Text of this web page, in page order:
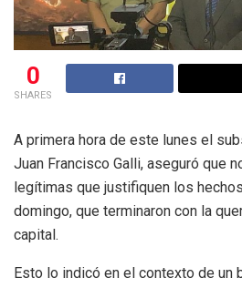
0
SHARES
A primera hora de este lunes el
Juan Francisco Galli, aseguró que
legítimas que justifiquen los
domingo, que terminaron con la
capital.
Esto lo indicó en el contexto de un